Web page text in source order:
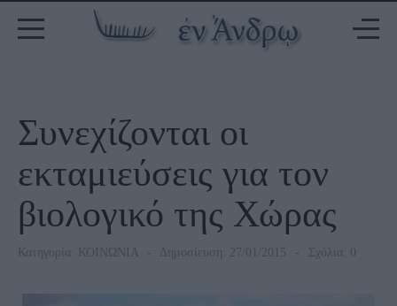
Συνεχίζονται οι
εκταμιεύσεις για τον
βιολογικό της Χώρας
Κατηγορία: ΚΟΙΝΩΝΙΑ Δημοσίευση: 27/01/2015 Σχόλια: 0